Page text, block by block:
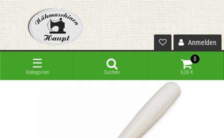
Anmelden
☰
Kategorien Suchen
0
0,00 €